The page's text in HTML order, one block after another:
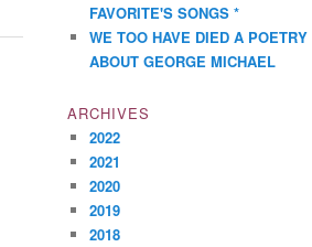
FAVORITE'S SONGS *
WE TOO HAVE DIED A
ABOUT GEORGE MICHAEL
ARCHIVES
2022
2021
2020
2019
2018